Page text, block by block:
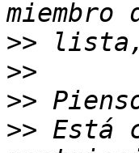
>>
>>
>>
>> Está